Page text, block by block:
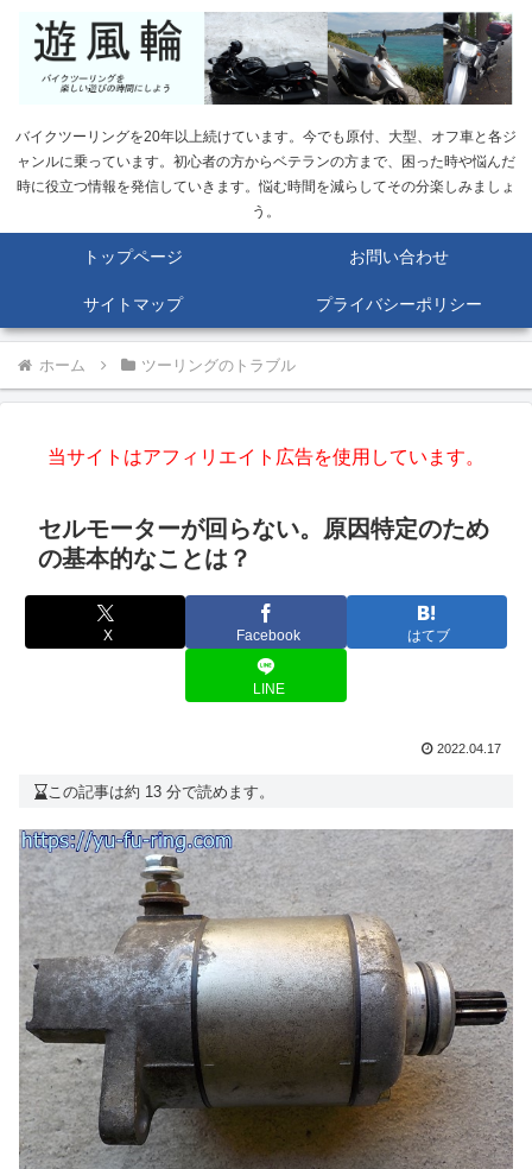
バイクツーリングを20年以上続けています。今でも原付、大型、オフ車と各ジ
ャンルに乗っています。初心者の方からベテランの方まで、困った時や悩んだ
時に役立つ情報を発信していきます。悩む時間を減らしてその分楽しみましょ
う。
トップページ お問い合わせ
サイトマップ プライバシーポリシー
ホーム ツーリングのトラブル
当サイトはアフィリエイト広告を使用しています。
セルモーターが回らない。原因特定のため
の基本的なことは？
X Facebook はてブ
LINE
2022.04.17
この記事は約 13 分で読めます。